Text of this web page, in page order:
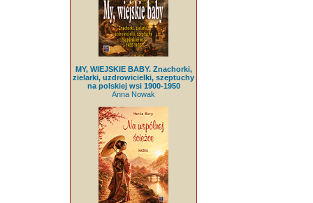
MY, WIEJSKIE BABY. Znachorki,
zielarki, uzdrowicielki, szeptuchy
na polskiej wsi 1900-1950
Anna Nowak